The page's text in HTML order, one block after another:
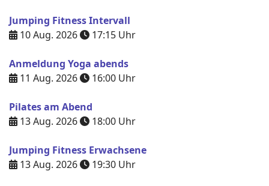
Jumping Fitness Intervall
10 Aug. 2026
17:15 Uhr
Anmeldung Yoga abends
11 Aug. 2026
16:00 Uhr
Pilates am Abend
13 Aug. 2026
18:00 Uhr
Jumping Fitness Erwachsene
13 Aug. 2026
19:30 Uhr